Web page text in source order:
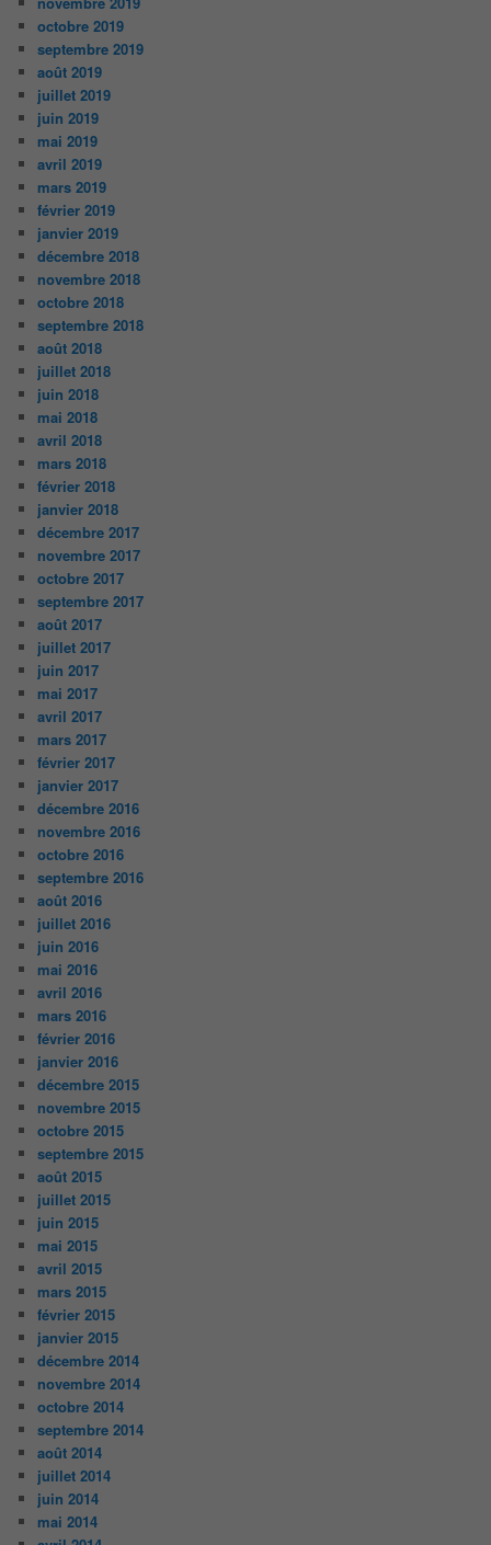
octobre 2019
septembre 2019
août 2019
juillet 2019
juin 2019
mai 2019
avril 2019
mars 2019
février 2019
janvier 2019
décembre 2018
novembre 2018
octobre 2018
septembre 2018
août 2018
juillet 2018
juin 2018
mai 2018
avril 2018
mars 2018
février 2018
janvier 2018
décembre 2017
novembre 2017
octobre 2017
septembre 2017
août 2017
juillet 2017
juin 2017
mai 2017
avril 2017
mars 2017
février 2017
janvier 2017
décembre 2016
novembre 2016
octobre 2016
septembre 2016
août 2016
juillet 2016
juin 2016
mai 2016
avril 2016
mars 2016
février 2016
janvier 2016
décembre 2015
novembre 2015
octobre 2015
septembre 2015
août 2015
juillet 2015
juin 2015
mai 2015
avril 2015
mars 2015
février 2015
janvier 2015
décembre 2014
novembre 2014
octobre 2014
septembre 2014
août 2014
juillet 2014
juin 2014
mai 2014